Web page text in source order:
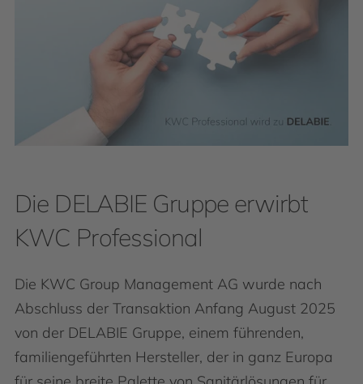
Die DELABIE Gruppe erwirbt
KWC Professional
Die KWC Group Management AG wurde nach
Abschluss der Transaktion Anfang August 2025
von der DELABIE Gruppe, einem führenden,
familiengeführten Hersteller, der in ganz Europa